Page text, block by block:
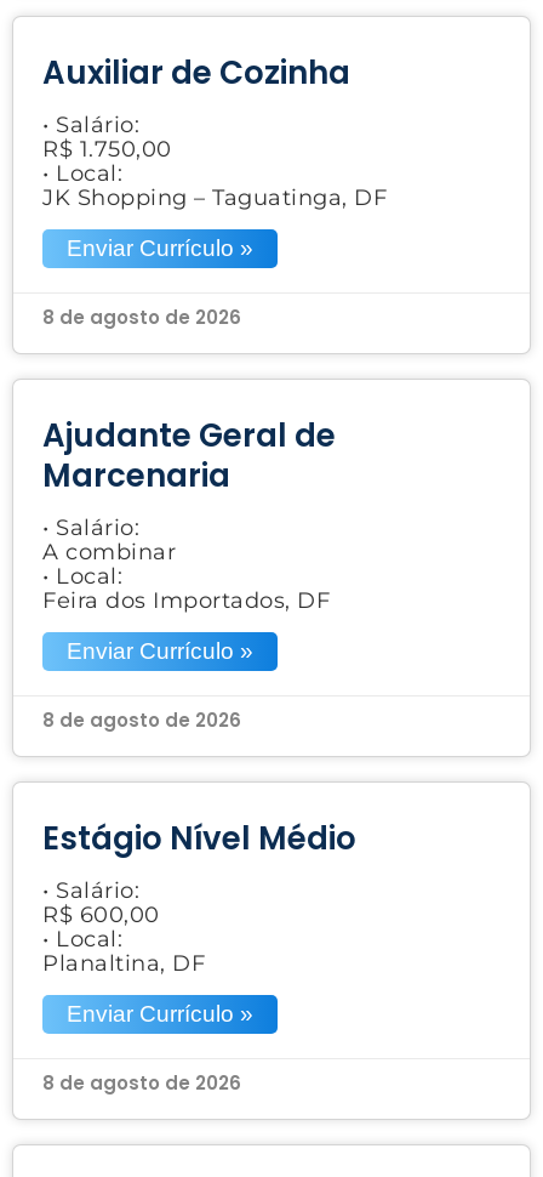
Auxiliar de Cozinha
• Salário:
R$ 1.750,00
• Local:
JK Shopping – Taguatinga, DF
Enviar Currículo »
8 de agosto de 2026
Ajudante Geral de
Marcenaria
• Salário:
A combinar
• Local:
Feira dos Importados, DF
Enviar Currículo »
8 de agosto de 2026
Estágio Nível Médio
• Salário:
R$ 600,00
• Local:
Planaltina, DF
Enviar Currículo »
8 de agosto de 2026